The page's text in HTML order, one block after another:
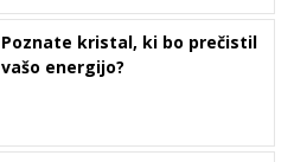
Poznate kristal, ki bo prečistil
vašo energijo?